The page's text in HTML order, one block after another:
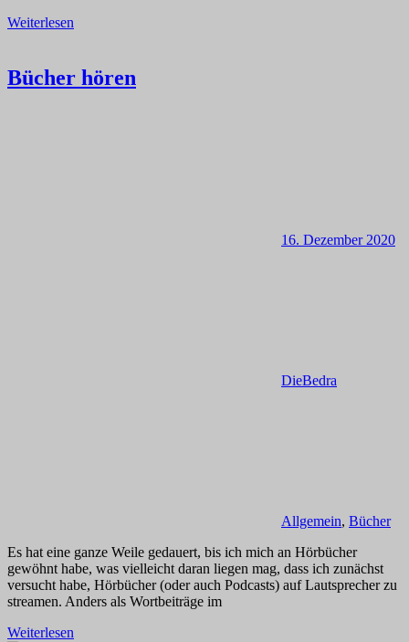
Weiterlesen
Bücher hören
16. Dezember 2020
DieBedra
Allgemein, Bücher
Es hat eine ganze Weile gedauert, bis ich mich an Hörbücher
gewöhnt habe, was vielleicht daran liegen mag, dass ich zunächst
versucht habe, Hörbücher (oder auch Podcasts) auf Lautsprecher zu
streamen. Anders als Wortbeiträge im
Weiterlesen